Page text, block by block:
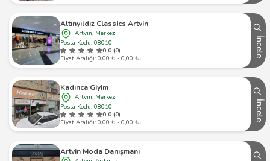
Altınyıldız Classics Artvin
Artvin, Merkez
Posta Kodu: 08010
0.0 (0)
Fiyat Aralığı: 0,00 ₺ - 0,00 ₺
İncele
Kadınca Giyim
Artvin, Merkez
Posta Kodu: 08010
0.0 (0)
Fiyat Aralığı: 0,00 ₺ - 0,00 ₺
İncele
Artvin Moda Danışmanı